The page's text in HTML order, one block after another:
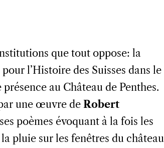
que tout oppose: la
l’Histoire des Suisses dans le
au Château de Penthes.
une œuvre deRobert
poèmes évoquant à la fois les
pluie sur les fenêtres du château